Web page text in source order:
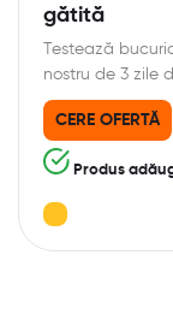
gătită
Testează
nostru de 3 zile
CERE OFERTĂ
Produs